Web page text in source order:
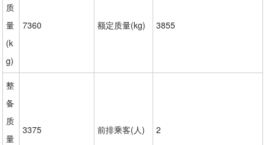
质
量
(k
g)
7360 额定质量(kg) 3855
整
备
质
量
3375 前排乘客(人) 2